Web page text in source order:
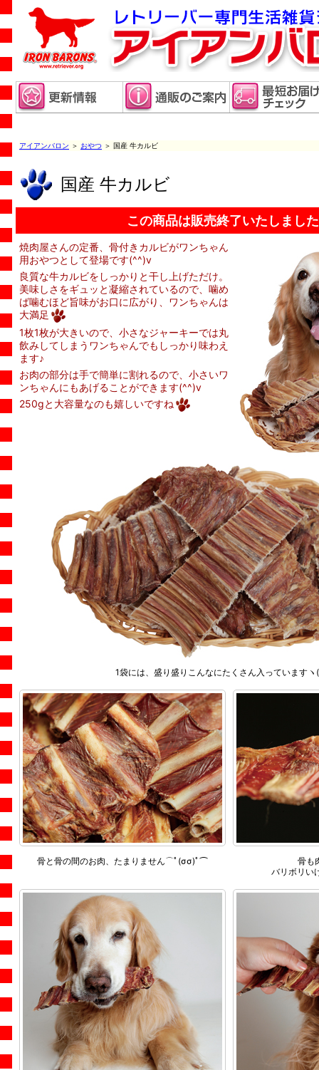
アイアンバロン ＞ おやつ ＞ 国産 牛カルビ
国産 牛カルビ
この商品は販売終了いたしまし
焼肉屋さんの定番、骨付きカルビがワンちゃん
用おやつとして登場です(^^)v
良質な牛カルビをしっかりと干し上げただけ。
美味しさをギュッと凝縮されているので、噛め
ば噛むほど旨味がお口に広がり、ワンちゃんは
大満足
1枚1枚が大きいので、小さなジャーキーでは丸
飲みしてしまうワンちゃんでもしっかり味わえ
ます♪
お肉の部分は手で簡単に割れるので、小さいワ
ンちゃんにもあげることができます(^^)v
250gと大容量なのも嬉しいですね
1袋には、盛り盛りこんなにたくさん入っていますヽ
骨と骨の間のお肉、たまりません⌒ﾟ(σσ)ﾟ⌒
骨も
バリボリい